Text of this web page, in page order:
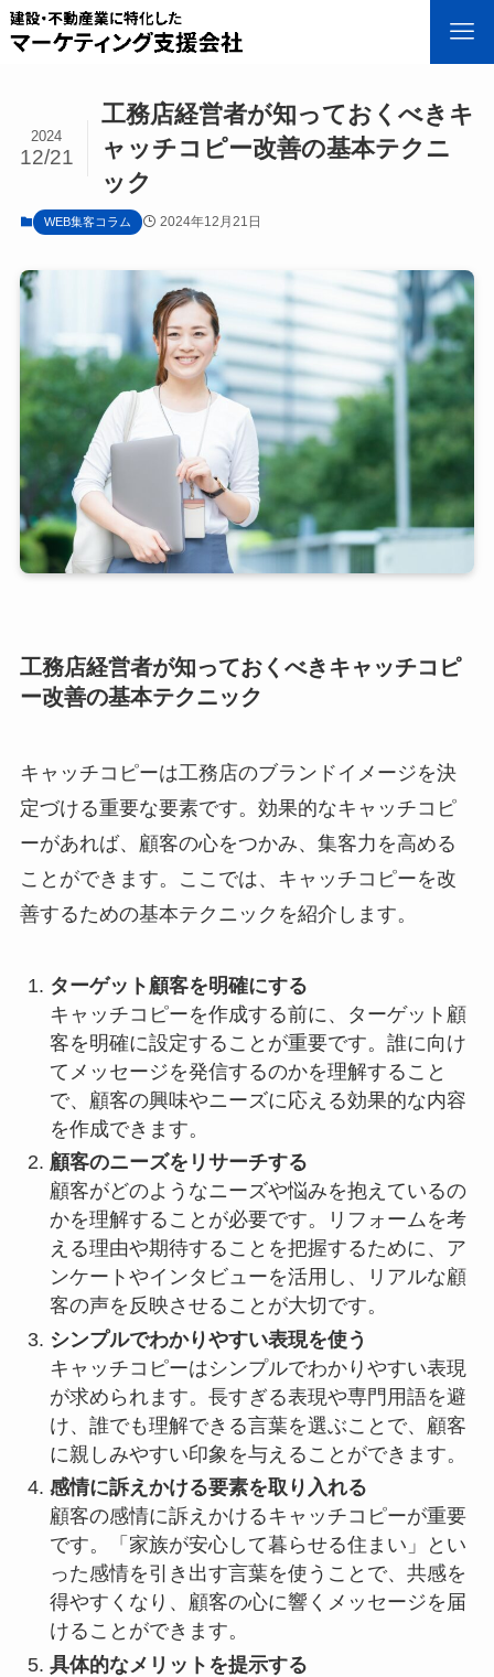
工務店経営者が知っておくべきキ
ャッチコピー改善の基本テクニ
ック
2024
12/21
WEB集客コラム 2024年12月21日
工務店経営者が知っておくべきキャッチコピ
ー改善の基本テクニック
キャッチコピーは工務店のブランドイメージを決
定づける重要な要素です。効果的なキャッチコピ
ーがあれば、顧客の心をつかみ、集客力を高める
ことができます。ここでは、キャッチコピーを改
善するための基本テクニックを紹介します。
ターゲット顧客を明確にする
キャッチコピーを作成する前に、ターゲット顧
客を明確に設定することが重要です。誰に向け
てメッセージを発信するのかを理解すること
で、顧客の興味やニーズに応える効果的な内容
を作成できます。
顧客のニーズをリサーチする
顧客がどのようなニーズや悩みを抱えているの
かを理解することが必要です。リフォームを考
える理由や期待することを把握するために、ア
ンケートやインタビューを活用し、リアルな顧
客の声を反映させることが大切です。
シンプルでわかりやすい表現を使う
キャッチコピーはシンプルでわかりやすい表現
が求められます。長すぎる表現や専門用語を避
け、誰でも理解できる言葉を選ぶことで、顧客
に親しみやすい印象を与えることができます。
感情に訴えかける要素を取り入れる
顧客の感情に訴えかけるキャッチコピーが重要
です。「家族が安心して暮らせる住まい」とい
った感情を引き出す言葉を使うことで、共感を
得やすくなり、顧客の心に響くメッセージを届
けることができます。
具体的なメリットを提示する